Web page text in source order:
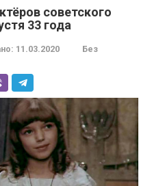
советского
33 года
11.03.2020
Без